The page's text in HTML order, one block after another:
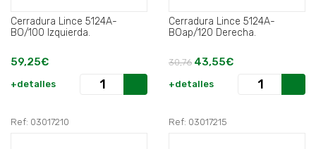
Cerradura Lince 5124A-
BO/100 Izquierda.
59,25€
+detalles
Cerradura Lince 5124A-
BOap/120 Derecha.
30,76 43,55€
+detalles
Ref: 03017210 Ref: 03017215